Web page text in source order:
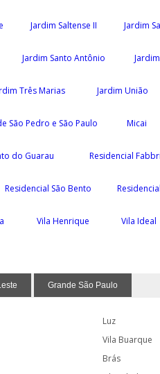
Jardim Saltense II Jardim
Jardim Santo Antônio
Três Marias Jardim União
São Pedro e São Paulo Micai
do Guarau Residencial Fabbri
Residencial São Bento
Vila Henrique Vila Ideal
Grande São Paulo
Luz
Vila Buarque
Brás